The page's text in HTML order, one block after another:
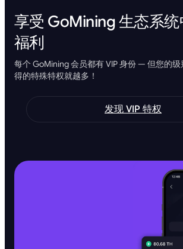
享受 GoMining 生态系统
福利
每个 GoMining 会员都有 VIP 身份 — 但您的
得的特殊特权就越多！
发现 VIP 特权